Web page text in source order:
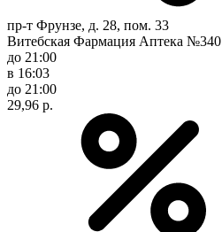
пр-т Фрунзе, д. 28, пом. 33
Витебская Фармация Аптека №340
до 21:00
в 16:03
до 21:00
29,96 р.